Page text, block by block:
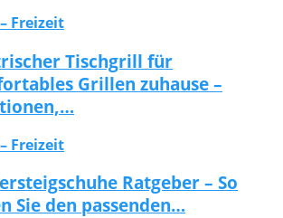
Freizeit
Tischgrill für
Grillen zuhause –
Freizeit
Ratgeber – So
Sie den passenden…